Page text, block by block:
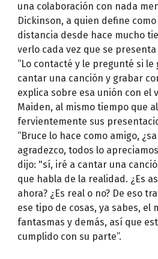
una colaboración con nada
Dickinson, a quien define
distancia desde hace mucho
verlo cada vez que se presenta
“Lo contacté y le pregunté si
cantar una canción y grabar
explica sobre esa unión con el
Maiden, al mismo tiempo que
fervientemente sus
“Bruce lo hace como amigo,
agradezco, todos lo
dijo: "sí, iré a cantar una
que habla de la realidad. ¿Es
ahora? ¿Es real o no? De eso
ese tipo de cosas, ya sabes, el
fantasmas y demás, así que
cumplido con su parte”.